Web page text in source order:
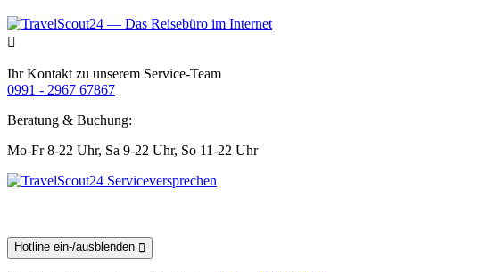
Ihr Kontakt zu unserem Service-Team
0991 - 2967 67867
Beratung & Buchung:
Mo-Fr 8-22 Uhr, Sa 9-22 Uhr, So 11-22 Uhr
Hotline ein-/ausblenden